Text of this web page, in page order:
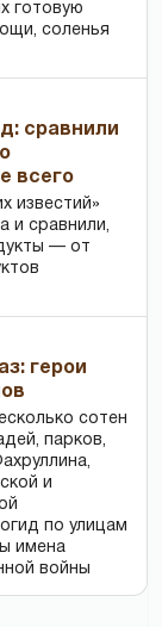
готовую
соленья
сравнили
всего
известий»
и сравнили,
— от
герои
сотен
парков,
и
по улицам
имена
войны